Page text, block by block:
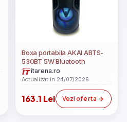
Boxa portabila AKAI ABTS-
530BT 5W Bluetooth
itarena.ro
Actualizat in 24/07/2026
163.1 Lei Vezi oferta